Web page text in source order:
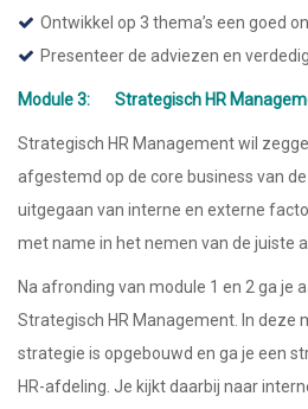
Ontwikkel op 3 thema’s een goed
Presenteer de adviezen en
Module 3: Strategisch HR
Strategisch HR Management wil
afgestemd op de core business van
uitgegaan van interne en externe
met name in het nemen van de juiste
Na afronding van module 1 en 2 ga je
Strategisch HR Management. In deze
strategie is opgebouwd en ga je een
HR-afdeling. Je kijkt daarbij naar